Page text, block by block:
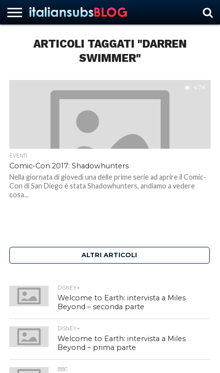
ARTICOLI TAGGATI "DARREN
SWIMMER"
4.7K
EVENTI
Comic-Con 2017: Shadowhunters
Nella giornata di giovedì una delle prime serie ad aprire il Comic-
Con di San Diego è stata Shadowhunters, andiamo a vedere
cosa...
ALTRI ARTICOLI
DISNEY+
Welcome to Earth: intervista a Miles
Beyond – seconda parte
DISNEY+
Welcome to Earth: intervista a Miles
Beyond – prima parte
BBC